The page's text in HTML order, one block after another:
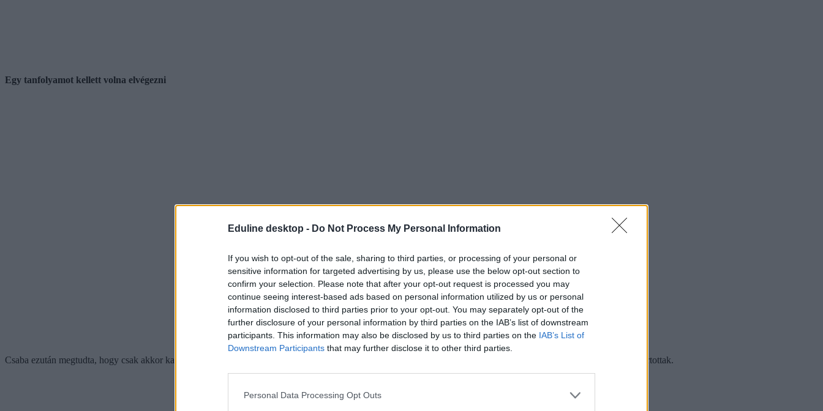
Eduline desktop - Do Not Process My Personal Information
If you wish to opt-out of the sale, sharing to third parties, or processing of your personal or
sensitive information for targeted advertising by us, please use the below opt-out section to
confirm your selection. Please note that after your opt-out request is processed you may
continue seeing interest-based ads based on personal information utilized by us or personal
information disclosed to third parties prior to your opt-out. You may separately opt-out of the
further disclosure of your personal information by third parties on the IAB’s list of downstream
participants. This information may also be disclosed by us to third parties on the IAB’s List of
Downstream Participants that may further disclose it to other third parties.
Personal Data Processing Opt Outs
Egy tanfolyamot kellett volna elvégezni
Csaba ezután megtudta, hogy csak akkor kaphatna a vándortáborért pénzt, ha elvégezne saját költségen egy ezzel kapcsolatos tanfolyamot, amit egyébként tavasszal tartottak.